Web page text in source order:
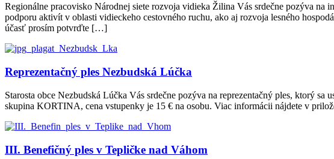
Regionálne pracovisko Národnej siete rozvoja vidieka Žilina Vás srdečne pozýva na
podporu aktivít v oblasti vidieckeho cestovného ruchu, ako aj rozvoja lesného
účasť prosím potvrďte […]
Reprezentačný ples Nezbudská Lúčka
Starosta obce Nezbudská Lúčka Vás srdečne pozýva na reprezentačný ples, ktorý
skupina KORTINA, cena vstupenky je 15 € na osobu. Viac informácii nájdete v
III. Benefičný ples v Tepličke nad Váhom